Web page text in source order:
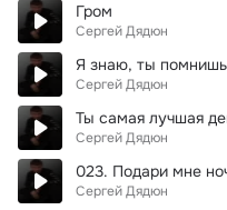
Гром
Сергей Дядюн
Я знаю, ты
Сергей Дядюн
Ты самая лучшая
Сергей Дядюн
023. Подари мне
Сергей Дядюн